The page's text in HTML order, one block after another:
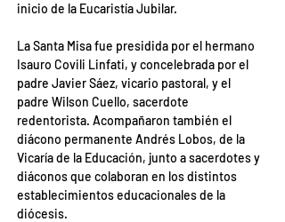
inicio de la Eucaristía Jubilar.
La Santa Misa fue presidida por el hermano
Isauro Covili Linfati, y concelebrada por el
padre Javier Sáez, vicario pastoral, y el
padre Wilson Cuello, sacerdote
redentorista. Acompañaron también el
diácono permanente Andrés Lobos, de la
Vicaría de la Educación, junto a sacerdotes y
diáconos que colaboran en los distintos
establecimientos educacionales de la
diócesis.